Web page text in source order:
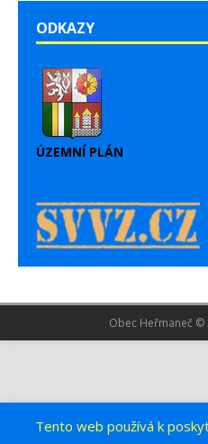
ODKAZY
ÚZEMNÍ PLÁN
Obec Heřmaneč ©
Tento web používá k